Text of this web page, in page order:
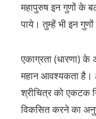
महापुरुष इन गुणों के
पाये। तुम्हें भी इन
एकाग्रता (धारणा)
महान आवश्यकता है।
श्रीचित्र को एकटक
विकसित करने का